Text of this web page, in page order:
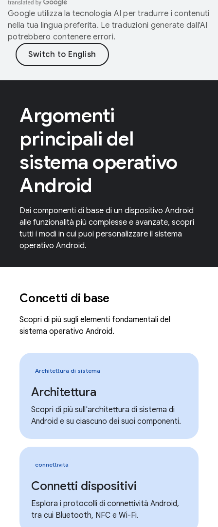
Google utilizza la tecnologia AI per tradurre i contenuti
nella tua lingua preferita. Le traduzioni generate dall'AI
potrebbero contenere errori.
Argomenti
principali del
sistema operativo
Android
Dai componenti di base di un dispositivo Android
alle funzionalità più complesse e avanzate, scopri
tutti i modi in cui puoi personalizzare il sistema
operativo Android.
Concetti di base
Scopri di più sugli elementi fondamentali del
sistema operativo Android.
Architettura di sistema
Architettura
Scopri di più sull'architettura di sistema di
Android e su ciascuno dei suoi componenti.
connettività
Connetti dispositivi
Esplora i protocolli di connettività Android,
tra cui Bluetooth, NFC e Wi-Fi.